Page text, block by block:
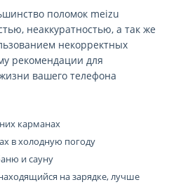
поломок meizu
неаккуратностью, а так же
некорректных
рекомендации для
вашего телефона
карманах
в холодную погоду
и сауну
на зарядке, лучше